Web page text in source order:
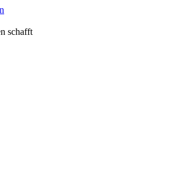
schafft